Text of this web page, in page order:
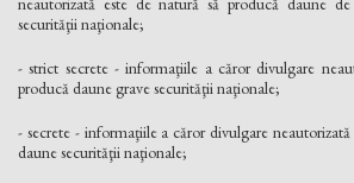
securităţii naţionale;
- strict secrete - informaţiile a căror divulgare
producă daune grave securităţii naţionale;
- secrete - informaţiile a căror divulgare neautorizată
daune securităţii naţionale;